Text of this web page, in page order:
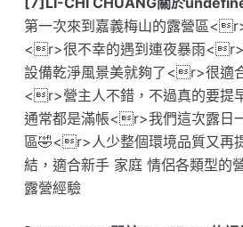
第一次來到嘉義梅山的露營區
<r>很不幸的遇到連夜暴雨<r>
設備乾淨風景美就夠了<r>很適
<r>營主人不錯，不過真的要提
通常都是滿帳<r>我們這次露日
區🤣<r>人少整個環境品質又再
結，適合新手 家庭 情侶各類型
露營經驗